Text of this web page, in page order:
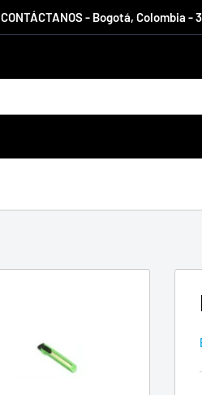
CONTÁCTANOS - Bogotá, Colombia -